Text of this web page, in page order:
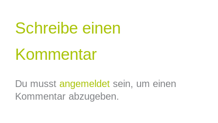
Schreibe einen
Kommentar
Du musst angemeldetsein, um einen
Kommentar abzugeben.